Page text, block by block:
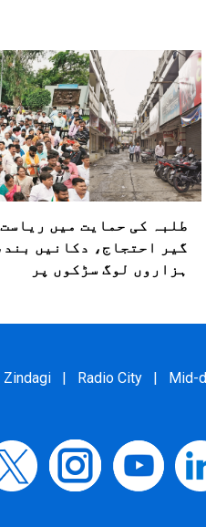
طلبہ کی حمایت میں ریاست
گیر احتجاج، دکانیں
ہزاروں لوگ سڑکوں پر
Zindagi | Radio City | Mid-